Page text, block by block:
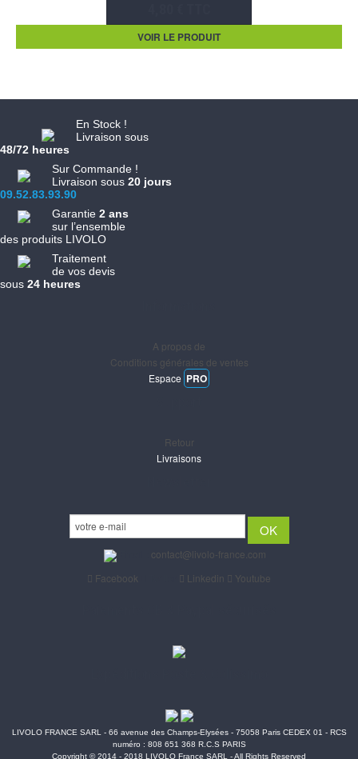
VOIR LE PRODUIT
En Stock !
Livraison sous
48/72 heures
Sur Commande !
Livraison sous 20 jours
09.52.83.93.90
Garantie 2 ans
sur l’ensemble
des produits LIVOLO
Traitement
de vos devis
sous 24 heures
A propos de
Conditions générales de ventes
Espace PRO
Retour
Livraisons
contact@livolo-france.com
Facebook
Linkedin Youtube
LIVOLO FRANCE SARL - 66 avenue des Champs-Elysées - 75058 Paris CEDEX 01 - RCS
numéro : 808 651 368 R.C.S PARIS
Copyright © 2014 - 2018 LIVOLO France SARL - All Rights Reserved